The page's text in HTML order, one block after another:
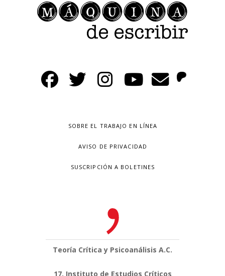
SOBRE EL TRABAJO EN LÍNEA
AVISO DE PRIVACIDAD
SUSCRIPCIÓN A BOLETINES
Teoría Crítica y Psicoanálisis A.C.
17, Instituto de Estudios Críticos